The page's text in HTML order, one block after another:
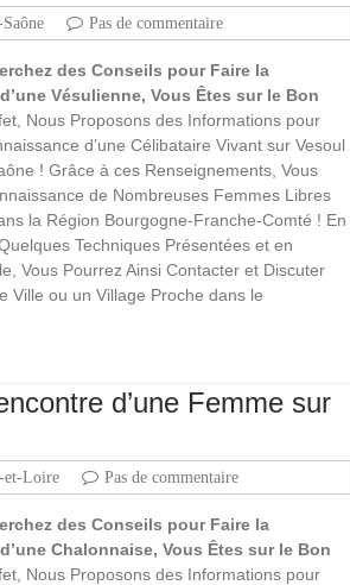
Pas de commentaire
des Conseils pour Faire la
Vésulienne, Vous Êtes sur le Bon
Nous Proposons des Informations pour
d’une Célibataire Vivant sur Vesoul
! Grâce à ces Renseignements, Vous
de Nombreuses Femmes Libres
la Région Bourgogne-Franche-Comté ! En
Techniques Présentées et en
Vous Pourrez Ainsi Contacter et Discuter
Ville ou un Village Proche dans le
d’une Femme sur
et-Loire Pas de commentaire
des Conseils pour Faire la
Chalonnaise, Vous Êtes sur le Bon
Nous Proposons des Informations pour